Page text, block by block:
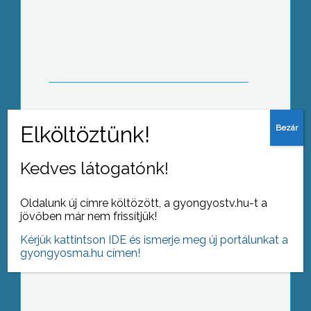
1981-ben rendezték meg az első
Mikola Sándor Országos
Tehetségkutató Fizikaverseny
döntőjét Gyöngyösön
Kedves látogatónk!
Oldalunk új címre költözött, a gyongyostv.hu-t a
jövőben már nem frissítjük!
Kérjük kattintson IDE és ismerje meg új portálunkat a
gyongyosma.hu címen!